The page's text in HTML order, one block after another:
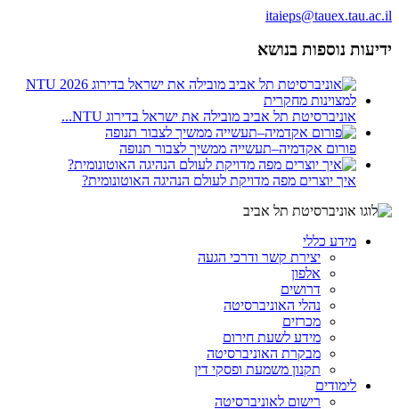
itaieps@tauex.tau.ac.il
ידיעות נוספות בנושא
אוניברסיטת תל אביב מובילה את ישראל בדירוג NTU...
פורום אקדמיה–תעשייה ממשיך לצבור תנופה
איך יוצרים מפה מדויקת לעולם הנהיגה האוטונומית?
מידע כללי
יצירת קשר ודרכי הגעה
אלפון
דרושים
נהלי האוניברסיטה
מכרזים
מידע לשעת חירום
מבקרת האוניברסיטה
תקנון משמעת ופסקי דין
לימודים
רישום לאוניברסיטה